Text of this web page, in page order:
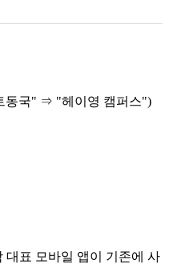
동국" ⇒ "헤이영 캠퍼스")
대표 모바일 앱이 기존에 사